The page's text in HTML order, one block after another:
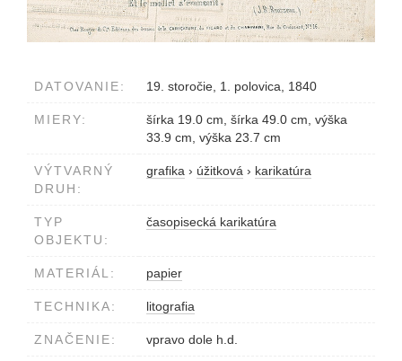
DATOVANIE: 19. storočie, 1. polovica, 1840
MIERY:
šírka 19.0 cm, šírka 49.0 cm, výška
33.9 cm, výška 23.7 cm
VÝTVARNÝ
DRUH:
grafika › úžitková › karikatúra
TYP
OBJEKTU:
časopisecká karikatúra
MATERIÁL: papier
TECHNIKA: litografia
ZNAČENIE: vpravo dole h.d.